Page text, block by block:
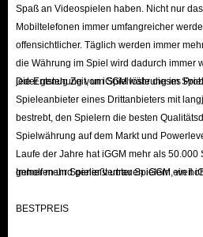
externe Drittanbieter-Websites. Bei IGGM
Geld, wenn Sie sich die Autos beschaffen,
IGGM bietet die schnellste
90 % aller Bestellungen für günstige
innerhalb von 15 Minuten abgewickelt, um
Spielfortschritt so gering wie möglich zu
Preisvorteilen profitieren können,
Markt, um sicherzustellen, dass Sie FH6-
Spaß an Videospielen haben. Nicht nur
Mobiltelefonen immer umfangreicher
offensichtlicher. Täglich werden immer
die Währung im Spiel wird dadurch immer
jeder genug Zeit, um Spielwährung im
Die Entstehung von iGGM löste dieses
Spieleanbieter eines Drittanbieters mit
bestrebt, den Spielern die besten
Spielwährung auf dem Markt und
Laufe der Jahre hat iGGM mehr als
geholfen und genießt unter Spielern ein
Immer mehr Spieler vertrauen iGGM, weil
BESTPREIS